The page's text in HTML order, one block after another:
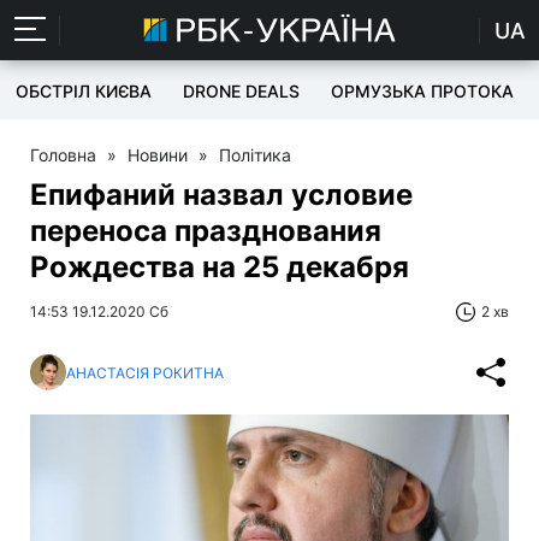
UA
ОБСТРІЛ КИЄВА DRONE DEALS ОРМУЗЬКА ПРОТОКА
Головна » Новини » Політика
Епифаний назвал условие
переноса празднования
Рождества на 25 декабря
14:53 19.12.2020 Сб 2 хв
АНАСТАСІЯ РОКИТНА